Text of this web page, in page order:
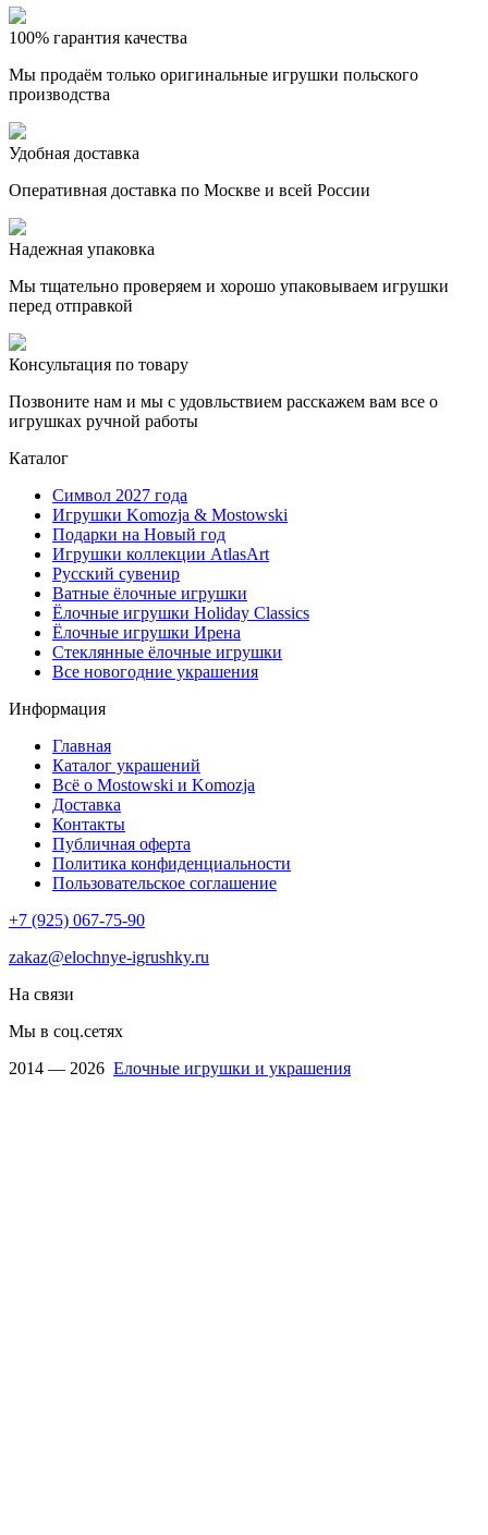
100% гарантия качества
Мы продаём только оригинальные игрушки польского
производства
Удобная доставка
Оперативная доставка по Москве и всей России
Надежная упаковка
Мы тщательно проверяем и хорошо упаковываем игрушки
перед отправкой
Консультация по товару
Позвоните нам и мы с удовльствием расскажем вам все о
игрушках ручной работы
Каталог
Символ 2027 года
Игрушки Komozja & Mostowski
Подарки на Новый год
Игрушки коллекции AtlasArt
Русский сувенир
Ватные ёлочные игрушки
Ёлочные игрушки Holiday Classics
Ëлочные игрушки Ирена
Стеклянные ёлочные игрушки
Все новогодние украшения
Информация
Главная
Каталог украшений
Всё о Mostowski и Komozja
Доставка
Контакты
Публичная оферта
Политика конфиденциальности
Пользовательское соглашение
+7 (925) 067-75-90
zakaz@elochnye-igrushky.ru
На связи
Мы в соц.сетях
2014 — 2026 Елочные игрушки и украшения